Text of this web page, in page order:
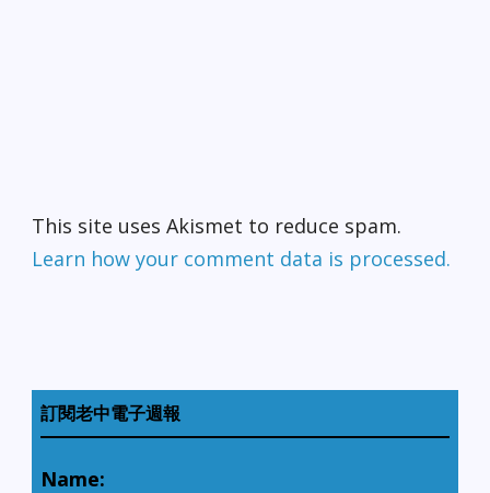
This site uses Akismet to reduce spam.
Learn how your comment data is processed.
訂閱老中電子週報
Name: